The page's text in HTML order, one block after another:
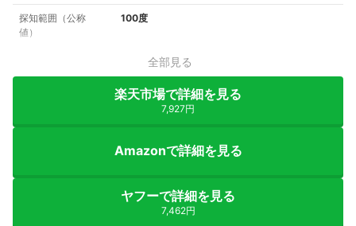
探知範囲（公称
値）
100度
全部見る
楽天市場で詳細を見る
7,927円
Amazonで詳細を見る
ヤフーで詳細を見る
7,462円